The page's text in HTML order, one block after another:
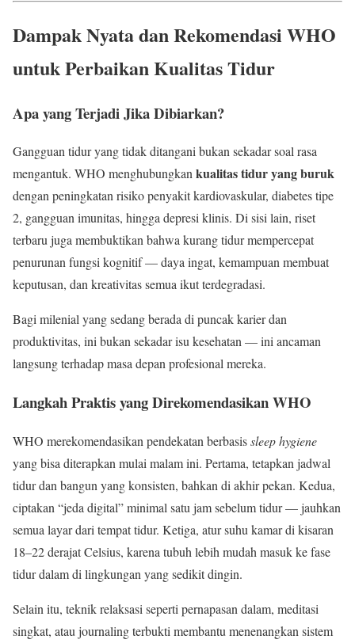
Dampak Nyata dan Rekomendasi WHO
untuk Perbaikan Kualitas Tidur
Apa yang Terjadi Jika Dibiarkan?
Gangguan tidur yang tidak ditangani bukan sekadar soal rasa
mengantuk. WHO menghubungkankualitas tidur yang buruk
dengan peningkatan risiko penyakit kardiovaskular, diabetes tipe
2, gangguan imunitas, hingga depresi klinis. Di sisi lain, riset
terbaru juga membuktikan bahwa kurang tidur mempercepat
penurunan fungsi kognitif — daya ingat, kemampuan membuat
keputusan, dan kreativitas semua ikut terdegradasi.
Bagi milenial yang sedang berada di puncak karier dan
produktivitas, ini bukan sekadar isu kesehatan — ini ancaman
langsung terhadap masa depan profesional mereka.
Langkah Praktis yang Direkomendasikan WHO
WHO merekomendasikan pendekatan berbasissleep hygiene
yang bisa diterapkan mulai malam ini. Pertama, tetapkan jadwal
tidur dan bangun yang konsisten, bahkan di akhir pekan. Kedua,
ciptakan “jeda digital” minimal satu jam sebelum tidur — jauhkan
semua layar dari tempat tidur. Ketiga, atur suhu kamar di kisaran
18–22 derajat Celsius, karena tubuh lebih mudah masuk ke fase
tidur dalam di lingkungan yang sedikit dingin.
Selain itu, teknik relaksasi seperti pernapasan dalam, meditasi
singkat, atau journaling terbukti membantu menenangkan sistem